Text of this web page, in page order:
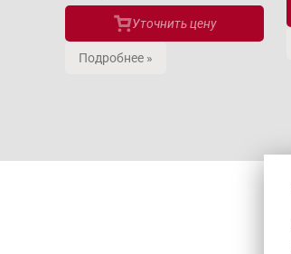
Уточнить цену
Подробнее »